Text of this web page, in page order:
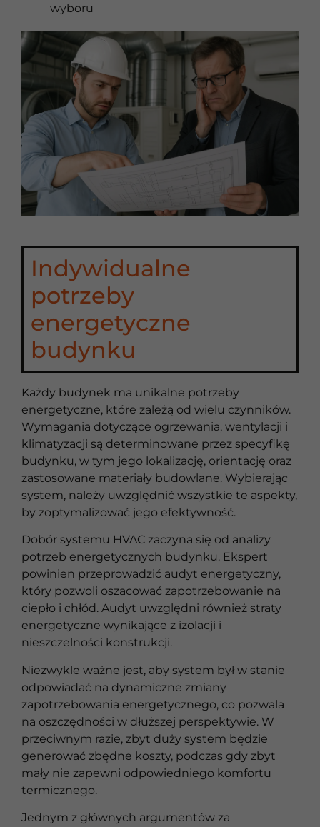
wyboru
Indywidualne
potrzeby
energetyczne
budynku
Każdy budynek ma unikalne potrzeby
energetyczne, które zależą od wielu czynników.
Wymagania dotyczące ogrzewania, wentylacji i
klimatyzacji są determinowane przez specyfikę
budynku, w tym jego lokalizację, orientację oraz
zastosowane materiały budowlane. Wybierając
system, należy uwzględnić wszystkie te aspekty,
by zoptymalizować jego efektywność.
Dobór systemu HVAC zaczyna się od analizy
potrzeb energetycznych budynku. Ekspert
powinien przeprowadzić audyt energetyczny,
który pozwoli oszacować zapotrzebowanie na
ciepło i chłód. Audyt uwzględni również straty
energetyczne wynikające z izolacji i
nieszczelności konstrukcji.
Niezwykle ważne jest, aby system był w stanie
odpowiadać na dynamiczne zmiany
zapotrzebowania energetycznego, co pozwala
na oszczędności w dłuższej perspektywie. W
przeciwnym razie, zbyt duży system będzie
generować zbędne koszty, podczas gdy zbyt
mały nie zapewni odpowiedniego komfortu
termicznego.
Jednym z głównych argumentów za